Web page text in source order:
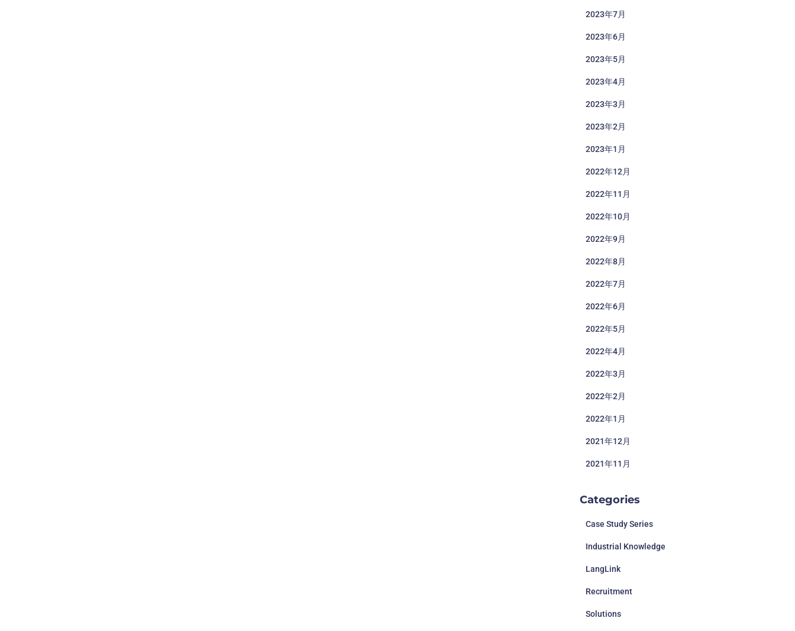
2023年7月
2023年6月
2023年5月
2023年4月
2023年3月
2023年2月
2023年1月
2022年12月
2022年11月
2022年10月
2022年9月
2022年8月
2022年7月
2022年6月
2022年5月
2022年4月
2022年3月
2022年2月
2022年1月
2021年12月
2021年11月
Categories
Case Study Series
Industrial Knowledge
LangLink
Recruitment
Solutions